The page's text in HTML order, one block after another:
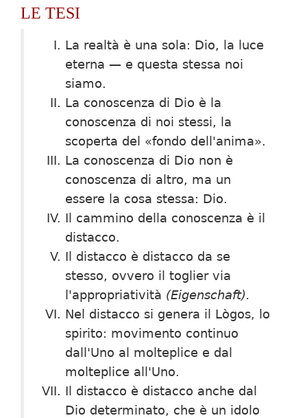
LE TESI
La realtà è una sola: Dio, la luce
eterna — e questa stessa noi
siamo.
La conoscenza di Dio è la
conoscenza di noi stessi, la
scoperta del «fondo dell'anima».
La conoscenza di Dio non è
conoscenza di altro, ma un
essere la cosa stessa: Dio.
Il cammino della conoscenza è il
distacco.
Il distacco è distacco da se
stesso, ovvero il toglier via
l'appropriatività (Eigenschaft).
Nel distacco si genera il Lògos, lo
spirito: movimento continuo
dall'Uno al molteplice e dal
molteplice all'Uno.
Il distacco è distacco anche dal
Dio determinato, che è un idolo